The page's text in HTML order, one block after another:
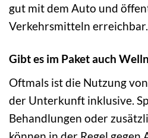
gut mit dem Auto und
Verkehrsmitteln erreichbar.
Gibt es im Paket auch
Oftmals ist die Nutzung
der Unterkunft inklusive.
Behandlungen oder